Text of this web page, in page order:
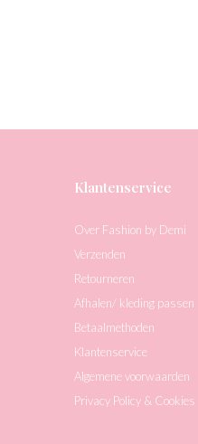
Klantenservice
Over Fashion by Demi
Verzenden
Retourneren
Afhalen/ kleding passen
Betaalmethoden
Klantenservice
Algemene voorwaarden
Privacy Policy & Cookies